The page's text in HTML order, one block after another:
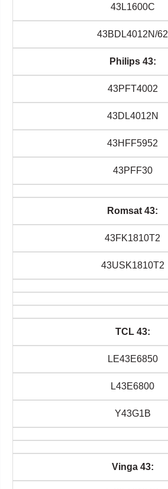
43L1600C
43BDL4012N/62
Philips 43:
43PFT4002
43DL4012N
43HFF5952
43PFF30
Romsat 43:
43FK1810T2
43USK1810T2
TCL 43:
LE43E6850
L43E6800
Y43G1B
Vinga 43: